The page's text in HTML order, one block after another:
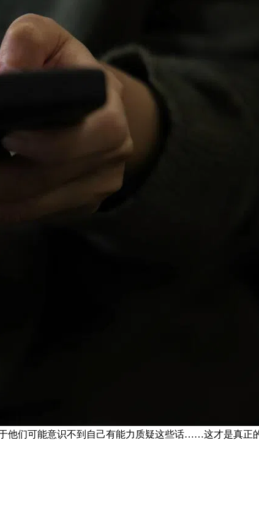
他们可能意识不到自己有能力质疑这些话……这才是真